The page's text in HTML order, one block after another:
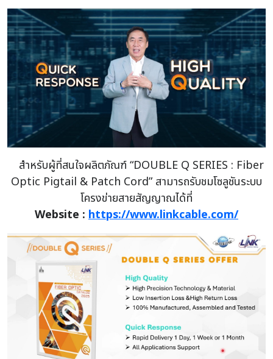
สำหรับผู้ที่สนใจผลิตภัณฑ์ “DOUBLE Q SERIES : Fiber
Optic Pigtail & Patch Cord” สามารถรับชมโซลูชันระบบ
โครงข่ายสายสัญญาณได้ที่
Website : https://www.linkcable.com/